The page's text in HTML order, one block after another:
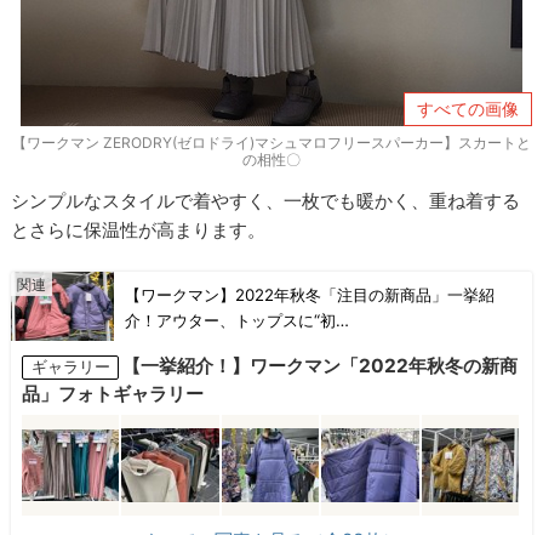
すべての画像
【ワークマン ZERODRY(ゼロドライ)マシュマロフリースパーカー】スカートと
の相性〇
シンプルなスタイルで着やすく、一枚でも暖かく、重ね着する
とさらに保温性が高まります。
【ワークマン】2022年秋冬「注目の新商品」一挙紹
介！アウター、トップスに“初…
ギャラリー
【一挙紹介！】ワークマン「2022年秋冬の新商
品」フォトギャラリー